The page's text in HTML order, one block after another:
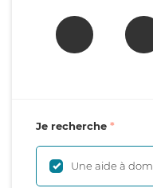
Je recherche
Une aide à